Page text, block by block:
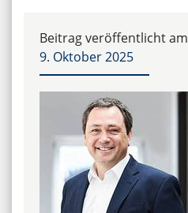
Beitrag veröffentlicht am
9. Oktober 2025